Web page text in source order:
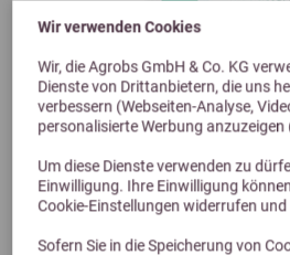
Wir verwenden Cookies
Wir, die Agrobs GmbH & Co. KG
Dienste von Drittanbietern, die uns
verbessern (Webseiten-Analyse,
personalisierte Werbung anzuzeigen
Um diese Dienste verwenden zu
Einwilligung. Ihre Einwilligung
Cookie-Einstellungen widerrufen
Sofern Sie in die Speicherung von